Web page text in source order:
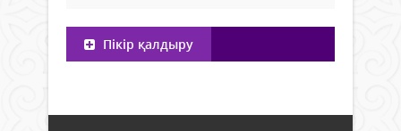
Пікір қалдыру